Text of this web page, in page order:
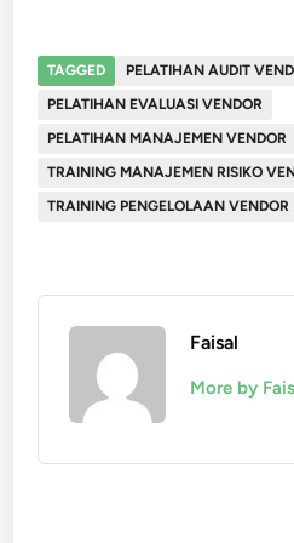
TAGGED
PELATIHAN AUDIT
PELATIHAN EVALUASI VENDOR
PELATIHAN MANAJEMEN VENDOR
TRAINING MANAJEMEN RISIKO
TRAINING PENGELOLAAN VENDOR
Faisal
More by